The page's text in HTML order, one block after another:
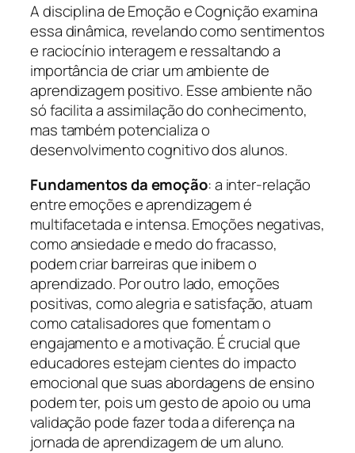
A disciplina de Emoção e Cognição examina
essa dinâmica, revelando como sentimentos
e raciocínio interagem e ressaltando a
importância de criar um ambiente de
aprendizagem positivo. Esse ambiente não
só facilita a assimilação do conhecimento,
mas também potencializa o
desenvolvimento cognitivo dos alunos.
Fundamentos da emoção: a inter-relação
entre emoções e aprendizagem é
multifacetada e intensa. Emoções negativas,
como ansiedade e medo do fracasso,
podem criar barreiras que inibem o
aprendizado. Por outro lado, emoções
positivas, como alegria e satisfação, atuam
como catalisadores que fomentam o
engajamento e a motivação. É crucial que
educadores estejam cientes do impacto
emocional que suas abordagens de ensino
podem ter, pois um gesto de apoio ou uma
validação pode fazer toda a diferença na
jornada de aprendizagem de um aluno.